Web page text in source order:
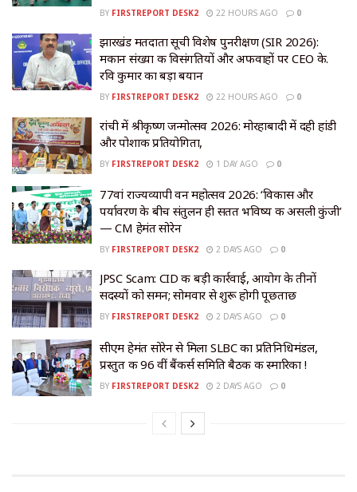
BY FIRSTREPORT DESK2 22 HOURS AGO 0
झारखंड मतदाता सूची विशेष पुनरीक्षण (SIR 2026):
मकान संख्या की विसंगतियों और अफवाहों पर CEO के.
रवि कुमार का बड़ा बयान
BY FIRSTREPORT DESK2 22 HOURS AGO 0
रांची में श्रीकृष्ण जन्मोत्सव 2026: मोरहाबादी में दही हांडी
और पोशाक प्रतियोगिता,
BY FIRSTREPORT DESK2 1 DAY AGO 0
77वां राज्यव्यापी वन महोत्सव 2026: ‘विकास और
पर्यावरण के बीच संतुलन ही सतत भविष्य की असली कुंजी’
— CM हेमंत सोरेन
BY FIRSTREPORT DESK2 2 DAYS AGO 0
JPSC Scam: CID की बड़ी कार्रवाई, आयोग के तीनों
सदस्यों को समन; सोमवार से शुरू होगी पूछताछ
BY FIRSTREPORT DESK2 2 DAYS AGO 0
सीएम हेमंत सोरेन से मिला SLBC का प्रतिनिधिमंडल,
प्रस्तुत की 96 वीं बैंकर्स समिति बैठक की स्मारिका !
BY FIRSTREPORT DESK2 2 DAYS AGO 0